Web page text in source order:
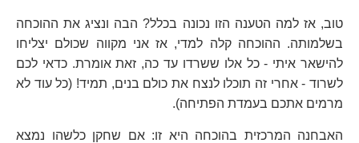
טוב, אז למה הטענה הזו נכונה בכלל? הבה ונציג את ההוכחה
בשלמותה. ההוכחה קלה למדי, אז אני מקווה שכולם יצליחו
להישאר איתי - כל אלו ששרדו עד כה, זאת אומרת. כדאי לכם
לשרוד - אחרי זה תוכלו לנצח את כולם בנים, תמיד! (כל עוד לא
מרמים אתכם בעמדת הפתיחה).
האבחנה המרכזית בהוכחה היא זו: אם שחקן כלשהו נמצא